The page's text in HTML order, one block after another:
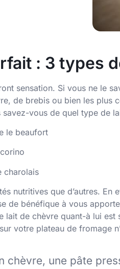
: 3 types
sensation. Si vous ne le
de brebis ou bien les plus
vous de quel type de
le beaufort
charolais
nutritives que d’autres.
de bénéfique à vous apport
lait de chèvre quant-à lui est
votre plateau de fromage
chèvre, une pâte